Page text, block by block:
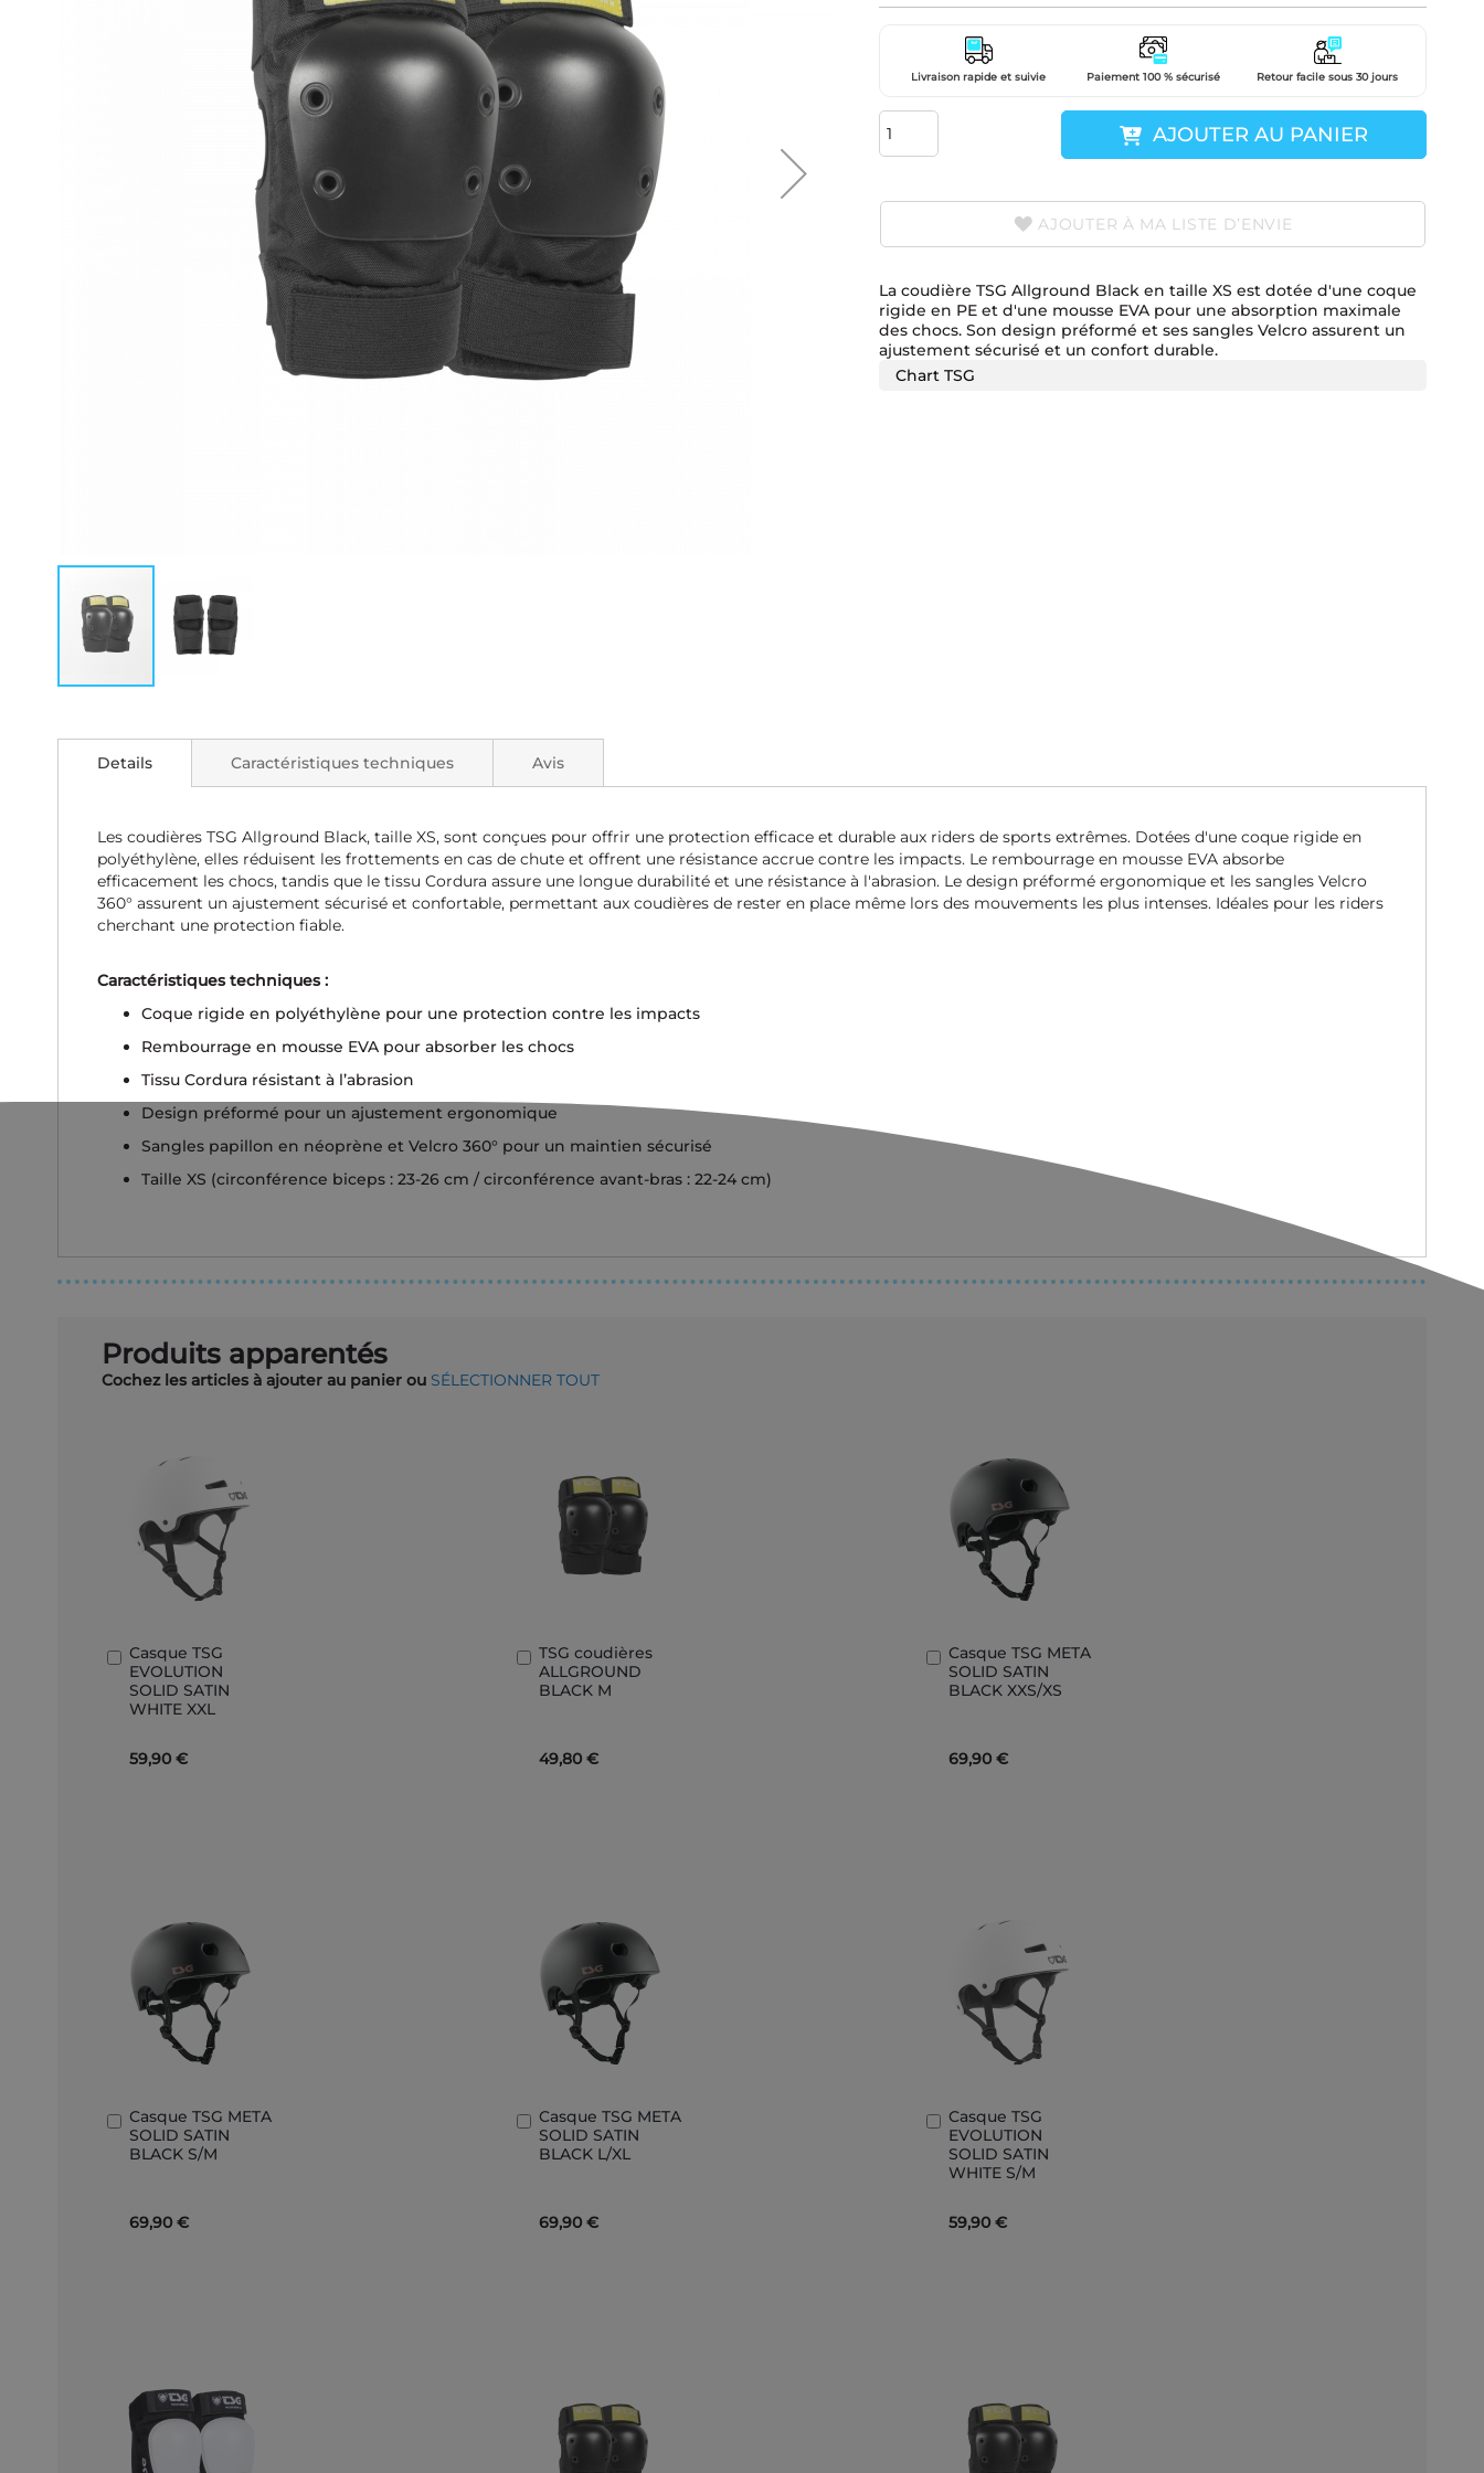
the
beginning
images
gallery
Livraison rapide et suivie Paiement 100 % sécurisé Retour facile sous 30 jours
AJOUTER AU PANIER
AJOUTER À MA LISTE D’ENVIE
La coudière TSG Allground Black en taille XS est dotée d'une coque
rigide en PE et d'une mousse EVA pour une absorption maximale
des chocs. Son design préformé et ses sangles Velcro assurent un
ajustement sécurisé et un confort durable.
Chart TSG
Details
Les coudières TSG Allground Black, taille XS, sont conçues pour offrir une protection efficace et durable aux riders de sports extrêmes. Dotées d'une coque rigide en
polyéthylène, elles réduisent les frottements en cas de chute et offrent une résistance accrue contre les impacts. Le rembourrage en mousse EVA absorbe
efficacement les chocs, tandis que le tissu Cordura assure une longue durabilité et une résistance à l'abrasion. Le design préformé ergonomique et les sangles Velcro
360° assurent un ajustement sécurisé et confortable, permettant aux coudières de rester en place même lors des mouvements les plus intenses. Idéales pour les riders
cherchant une protection fiable.
Caractéristiques techniques :
Coque rigide en polyéthylène pour une protection contre les impacts
Rembourrage en mousse EVA pour absorber les chocs
Tissu Cordura résistant à l’abrasion
Design préformé pour un ajustement ergonomique
Sangles papillon en néoprène et Velcro 360° pour un maintien sécurisé
Taille XS (circonférence biceps : 23-26 cm / circonférence avant-bras : 22-24 cm)
Caractéristiques techniques Avis
Produits apparentés
Cochez les articles à ajouter au panier ou SÉLECTIONNER TOUT
Casque TSG
EVOLUTION
SOLID SATIN
WHITE XXL
59,90 €
Ajouter
au
panier
TSG coudières
ALLGROUND
BLACK M
49,80 €
Ajouter
au
panier
Casque TSG META
SOLID SATIN
BLACK XXS/XS
69,90 €
Ajouter
au
panier
Casque TSG META
SOLID SATIN
BLACK S/M
69,90 €
Ajouter
au
panier
Casque TSG META
SOLID SATIN
BLACK L/XL
69,90 €
Ajouter
au
panier
Casque TSG
EVOLUTION
SOLID SATIN
WHITE S/M
59,90 €
Ajouter
au
panier